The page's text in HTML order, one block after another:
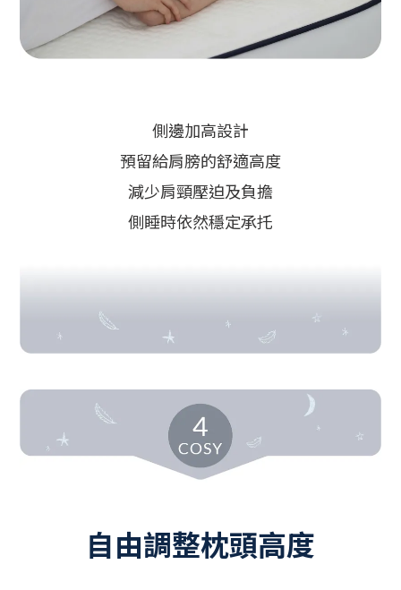
側邊加高設計
預留給肩膀的舒適高度
減少肩頸壓迫及負擔
側睡時依然穩定承托
自由調整枕頭高度